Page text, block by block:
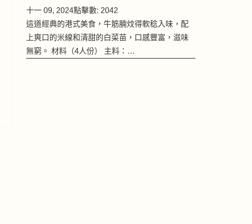
十一 09, 2024點擊數: 2042
這道經典的港式美食，牛筋腩炆得軟稔入味，配
上爽口的米線和清甜的白菜苗，口感豐富，滋味
無窮。 材料（4人份） 主料：…